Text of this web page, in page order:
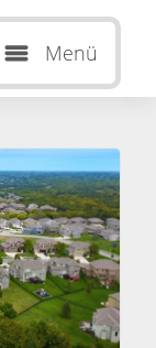
Menü